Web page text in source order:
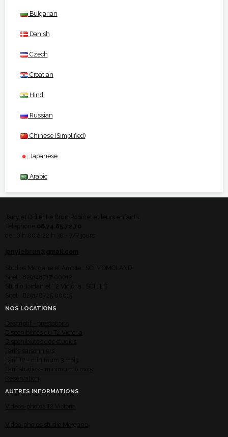
Bulgarian
Danish
Czech
Croatian
Hindi
Russian
Chinese (Simplified)
Japanese
Arabic
NOS LOCATIONS
AUTRES INFORMATIONS